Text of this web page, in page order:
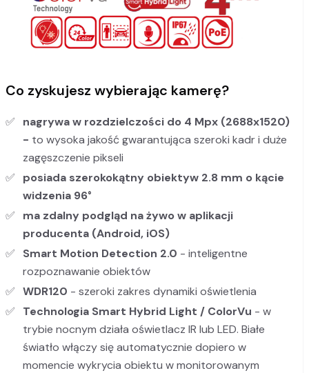
Co zyskujesz wybierając kamerę?
nagrywa w rozdzielczości do 4 Mpx (2688x1520)
- to wysoka jakość gwarantująca szeroki kadr i duże
zagęszczenie pikseli
posiada szerokokątny obiektyw 2.8 mm o kącie
widzenia 96°
ma zdalny podgląd na żywo w aplikacji
producenta (Android, iOS)
Smart Motion Detection 2.0 - inteligentne
rozpoznawanie obiektów
WDR120 - szeroki zakres dynamiki oświetlenia
Technologia Smart Hybrid Light / ColorVu - w
trybie nocnym działa oświetlacz IR lub LED. Białe
światło włączy się automatycznie dopiero w
momencie wykrycia obiektu w monitorowanym